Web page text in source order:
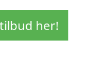
her!